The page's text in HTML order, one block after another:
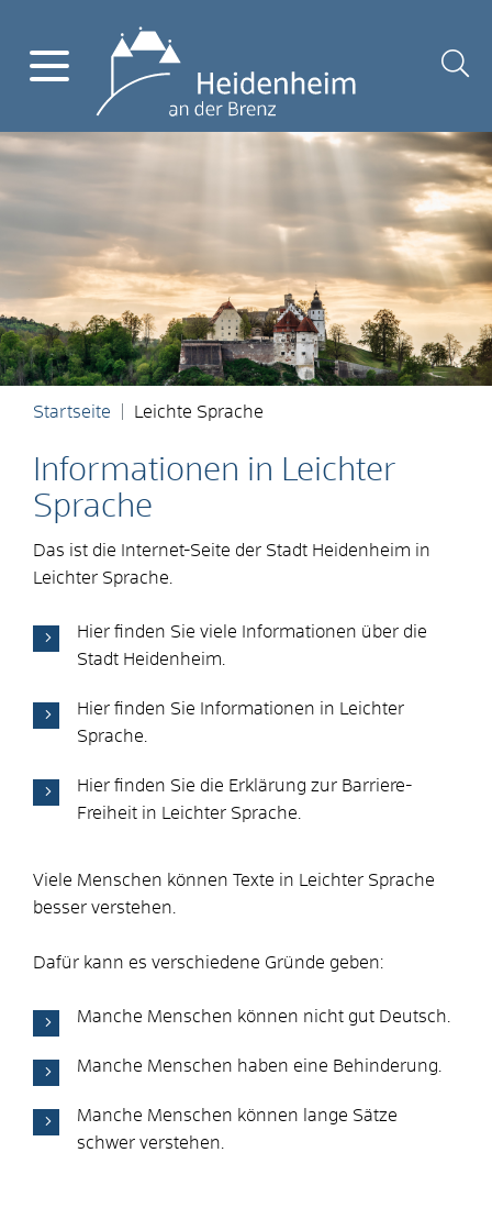
Startseite Leichte Sprache
Informationen in Leichter
Sprache
Das ist die Internet-Seite der Stadt Heidenheim in
Leichter Sprache.
Hier finden Sie viele Informationen über die
Stadt Heidenheim.
Hier finden Sie Informationen in Leichter
Sprache.
Hier finden Sie die Erklärung zur Barriere-
Freiheit in Leichter Sprache.
Viele Menschen können Texte in Leichter Sprache
besser verstehen.
Dafür kann es verschiedene Gründe geben:
Manche Menschen können nicht gut Deutsch.
Manche Menschen haben eine Behinderung.
Manche Menschen können lange Sätze
schwer verstehen.